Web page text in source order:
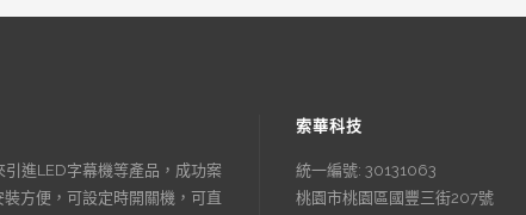
進LED字幕機等產品，成功案
方便，可設定時開關機，可直
索華科技
統一編號: 30131063
桃園市桃園區國豐三街207號